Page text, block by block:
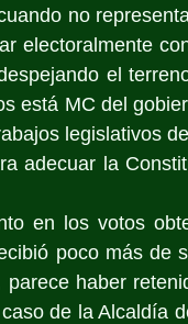
no
electoralmente
el
está MC del
legislativos
adecuar la
en los votos
poco más de
haber
de la Alcaldía